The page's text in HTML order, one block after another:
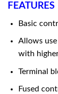
FEATURES
Basic
Allows
with
Terminal
Fused